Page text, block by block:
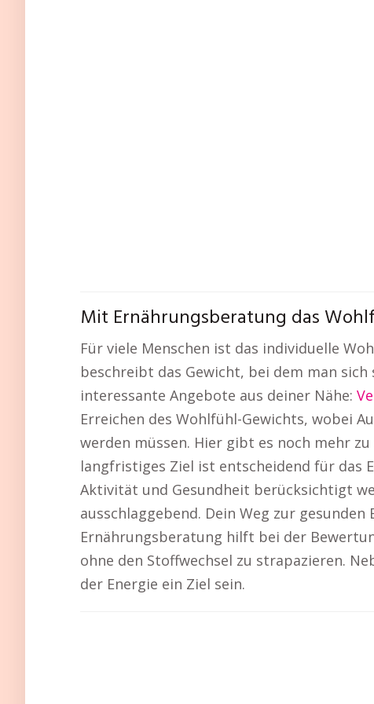
Mit Ernährungsberatung das
Für viele Menschen ist das individuelle
beschreibt das Gewicht, bei dem man
interessante Angebote aus deiner Nähe:
Erreichen des Wohlfühl-Gewichts, wobei
werden müssen. Hier gibt es noch mehr
langfristiges Ziel ist entscheidend für das
Aktivität und Gesundheit berücksichtigt
ausschlaggebend. Dein Weg zur
Ernährungsberatung hilft bei der
ohne den Stoffwechsel zu strapazieren.
der Energie ein Ziel sein.